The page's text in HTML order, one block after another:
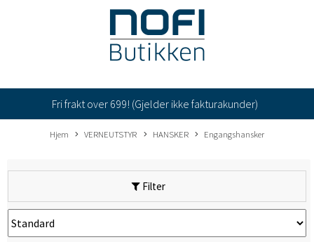
Fri frakt over 699! (Gjelder ikke fakturakunder)
Hjem VERNEUTSTYR HANSKER Engangshansker
Filter